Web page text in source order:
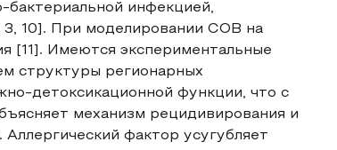
инфекцией,
3, 10]. При моделировании СОВ на
[11]. Имеются экспериментальные
структуры регионарных
детоксикационной функции, что с
механизм рецидивирования и
фактор усугубляет